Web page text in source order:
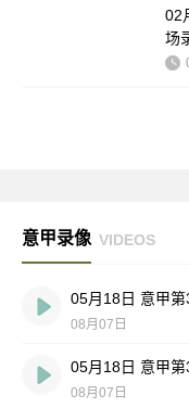
02
场
意甲录像 VIDEOS
05月18日 意甲
08月07日
05月18日 意甲
08月07日